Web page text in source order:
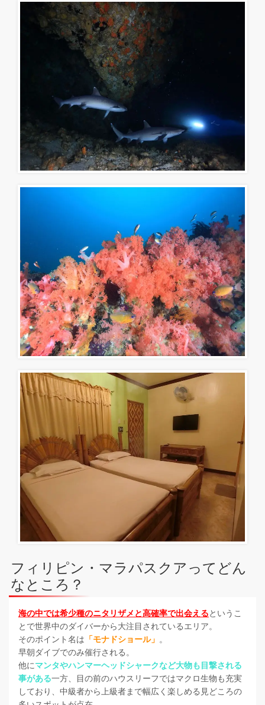
フィリピン・マラパスクアってどん
なところ？
海の中では希少種のニタリザメと高確率で出会えるというこ
とで世界中のダイバーから大注目されているエリア。
そのポイント名は 「モナドショール」 。
早朝ダイブでのみ催行される。
他にマンタやハンマーヘッドシャークなど大物も目撃される
事がある一方、目の前のハウスリーフではマクロ生物も充実
しており、中級者から上級者まで幅広く楽しめる見どころの